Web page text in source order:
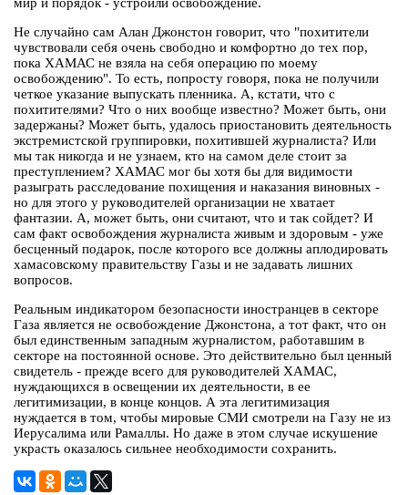
Не случайно сам Алан Джонстон говорит, что "похитители
чувствовали себя очень свободно и комфортно до тех пор,
пока ХАМАС не взяла на себя операцию по моему
освобождению". То есть, попросту говоря, пока не получили
четкое указание выпускать пленника. А, кстати, что с
похитителями? Что о них вообще известно? Может быть, они
задержаны? Может быть, удалось приостановить деятельность
экстремистской группировки, похитившей журналиста? Или
мы так никогда и не узнаем, кто на самом деле стоит за
преступлением? ХАМАС мог бы хотя бы для видимости
разыграть расследование похищения и наказания виновных -
но для этого у руководителей организации не хватает
фантазии. А, может быть, они считают, что и так сойдет? И
сам факт освобождения журналиста живым и здоровым - уже
бесценный подарок, после которого все должны аплодировать
хамасовскому правительству Газы и не задавать лишних
вопросов.
Реальным индикатором безопасности иностранцев в секторе
Газа является не освобождение Джонстона, а тот факт, что он
был единственным западным журналистом, работавшим в
секторе на постоянной основе. Это действительно был ценный
свидетель - прежде всего для руководителей ХАМАС,
нуждающихся в освещении их деятельности, в ее
легитимизации, в конце концов. А эта легитимизация
нуждается в том, чтобы мировые СМИ смотрели на Газу не из
Иерусалима или Рамаллы. Но даже в этом случае искушение
украсть оказалось сильнее необходимости сохранить.